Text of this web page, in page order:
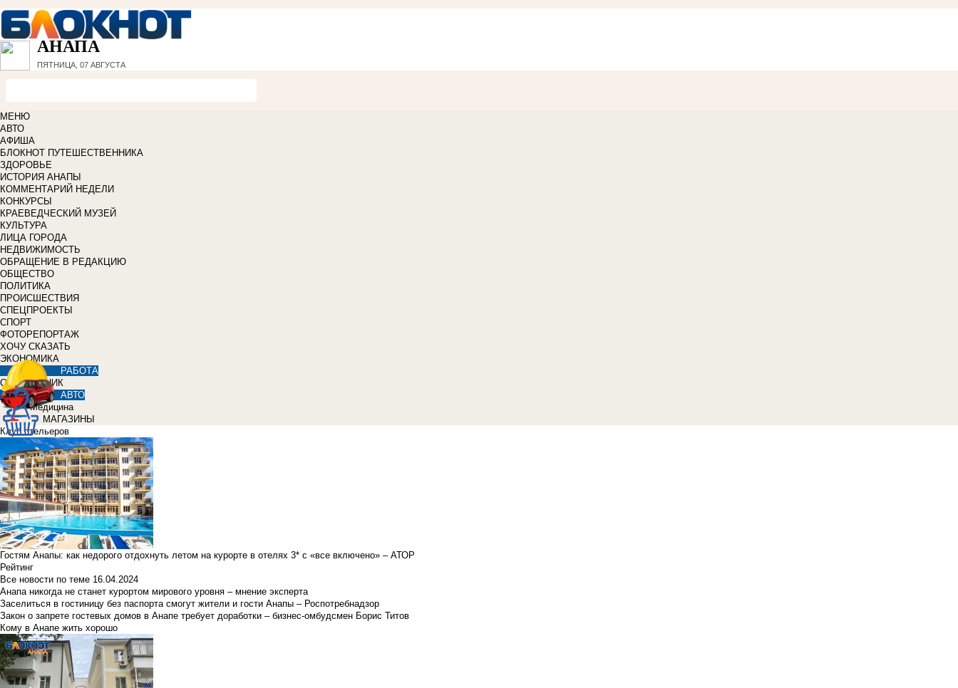
АНАПА
ПЯТНИЦА, 07 АВГУСТА
МЕНЮ
АВТО
АФИША
БЛОКНОТ ПУТЕШЕСТВЕННИКА
ЗДОРОВЬЕ
ИСТОРИЯ АНАПЫ
КОММЕНТАРИЙ НЕДЕЛИ
КОНКУРСЫ
КРАЕВЕДЧЕСКИЙ МУЗЕЙ
КУЛЬТУРА
ЛИЦА ГОРОДА
НЕДВИЖИМОСТЬ
ОБРАЩЕНИЕ В РЕДАКЦИЮ
ОБЩЕСТВО
ПОЛИТИКА
ПРОИСШЕСТВИЯ
СПЕЦПРОЕКТЫ
СПОРТ
ФОТОРЕПОРТАЖ
ХОЧУ СКАЗАТЬ
ЭКОНОМИКА
РАБОТА
СПРАВОЧНИК
АВТО
Медицина
МАГАЗИНЫ
Клуб отельеров
Гостям Анапы: как недорого отдохнуть летом на курорте в отелях 3* с «все включено» – АТОР
Рейтинг
Все новости по теме 16.04.2024
Анапа никогда не станет курортом мирового уровня – мнение эксперта
Заселиться в гостиницу без паспорта смогут жители и гости Анапы – Роспотребнадзор
Закон о запрете гостевых домов в Анапе требует доработки – бизнес-омбудсмен Борис Титов
Кому в Анапе жить хорошо